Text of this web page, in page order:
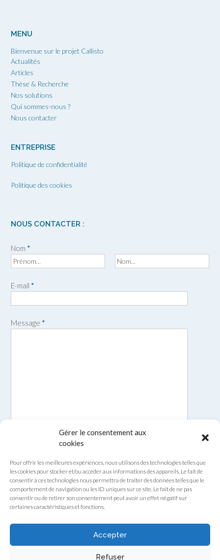
Gérer le consentement aux
cookies
Pour offrir les meilleures expériences, nous utilisons des technologies telles que
les cookies pour stocker et/ou accéder aux informations des appareils. Le fait de
consentir à ces technologies nous permettra de traiter des données telles que le
comportement de navigation ou les ID uniques sur ce site. Le fait de ne pas
consentir ou de retirer son consentement peut avoir un effet négatif sur
certaines caractéristiques et fonctions.
Accepter
Refuser
MENU
Bienvenue sur le projet Callisto
Actualités
Articles
Thèse & Recherche
Nos solutions
Qui sommes-nous ?
Nous contacter
ENTREPRISE
Politique de confidentialité
Politique des cookies
NOUS CONTACTER :
Nom *
é
E-mail *
Message *